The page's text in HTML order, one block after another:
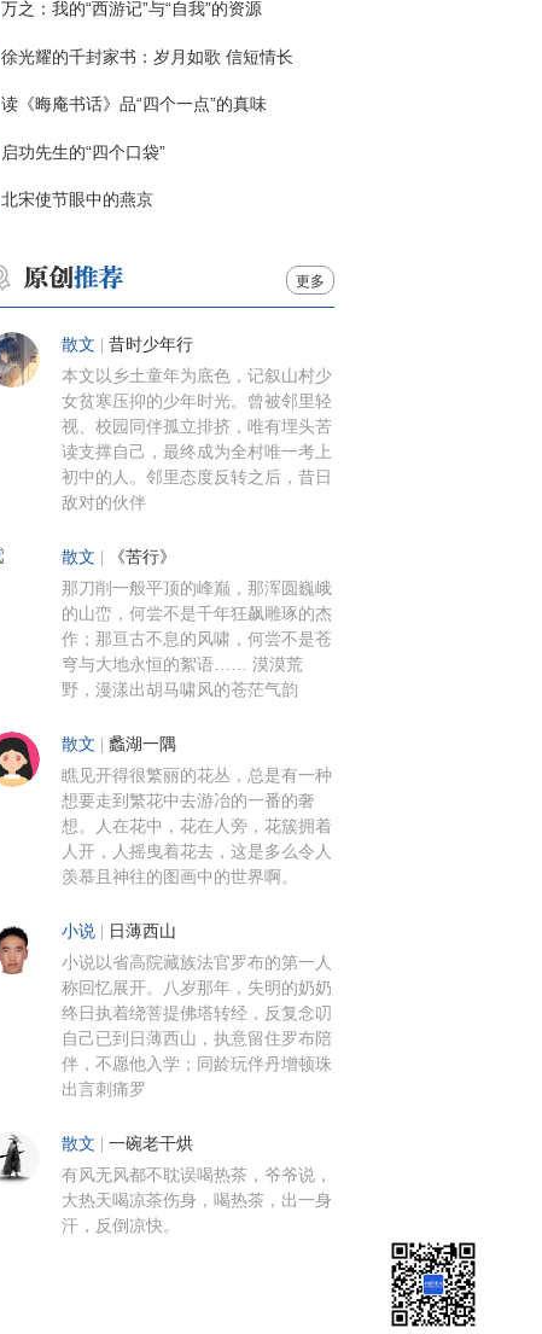
万之：我的“西游记”与“自我”的资源
徐光耀的千封家书：岁月如歌 信短情长
读《晦庵书话》品“四个一点”的真味
启功先生的“四个口袋”
北宋使节眼中的燕京
更多
散文 昔时少年行
本文以乡土童年为底色，记叙山村少
女贫寒压抑的少年时光。曾被邻里轻
视、校园同伴孤立排挤，唯有埋头苦
读支撑自己，最终成为全村唯一考上
初中的人。邻里态度反转之后，昔日
敌对的伙伴
散文 《苦行》
那刀削一般平顶的峰巅，那浑圆巍峨
的山峦，何尝不是千年狂飙雕琢的杰
作；那亘古不息的风啸，何尝不是苍
穹与大地永恒的絮语…… 漠漠荒
野，漫漾出胡马啸风的苍茫气韵
散文 蠡湖一隅
瞧见开得很繁丽的花丛，总是有一种
想要走到繁花中去游冶的一番的奢
想。人在花中，花在人旁，花簇拥着
人开，人摇曳着花去，这是多么令人
羡慕且神往的图画中的世界啊。
小说 日薄西山
小说以省高院藏族法官罗布的第一人
称回忆展开。八岁那年，失明的奶奶
终日执着绕菩提佛塔转经，反复念叨
自己已到日薄西山，执意留住罗布陪
伴，不愿他入学；同龄玩伴丹增顿珠
出言刺痛罗
散文 一碗老干烘
有风无风都不耽误喝热茶，爷爷说，
大热天喝凉茶伤身，喝热茶，出一身
汗，反倒凉快。